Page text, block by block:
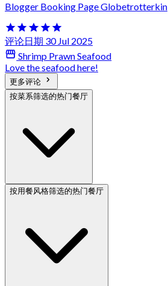
Blogger Booking Page Globetrotterkin
评论日期 30 Jul 2025
Shrimp Prawn Seafood
Love the seafood here!
更多评论
按菜系筛选的热门餐厅
按用餐风格筛选的热门餐厅